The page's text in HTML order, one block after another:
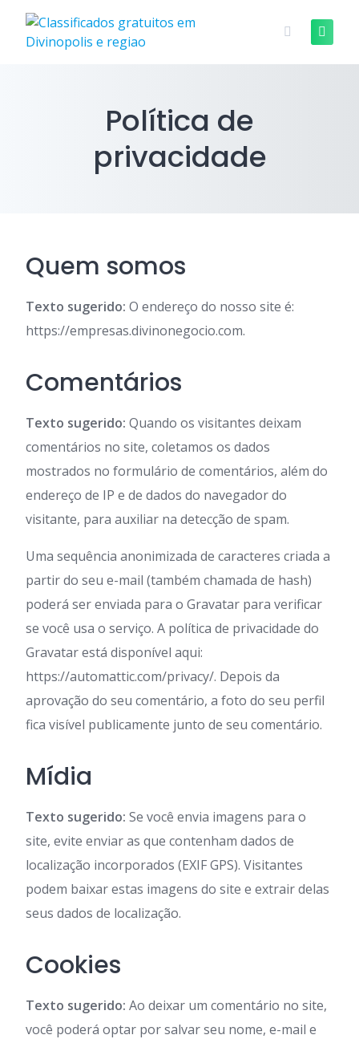
content
Política de
privacidade
Quem somos
Texto sugerido: O endereço do nosso site é:
https://empresas.divinonegocio.com.
Comentários
Texto sugerido: Quando os visitantes deixam
comentários no site, coletamos os dados
mostrados no formulário de comentários, além do
endereço de IP e de dados do navegador do
visitante, para auxiliar na detecção de spam.
Uma sequência anonimizada de caracteres criada a
partir do seu e-mail (também chamada de hash)
poderá ser enviada para o Gravatar para verificar
se você usa o serviço. A política de privacidade do
Gravatar está disponível aqui:
https://automattic.com/privacy/. Depois da
aprovação do seu comentário, a foto do seu perfil
fica visível publicamente junto de seu comentário.
Mídia
Texto sugerido: Se você envia imagens para o
site, evite enviar as que contenham dados de
localização incorporados (EXIF GPS). Visitantes
podem baixar estas imagens do site e extrair delas
seus dados de localização.
Cookies
Texto sugerido: Ao deixar um comentário no site,
você poderá optar por salvar seu nome, e-mail e